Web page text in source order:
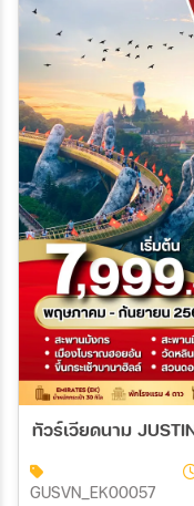
GUSVN_EK00057